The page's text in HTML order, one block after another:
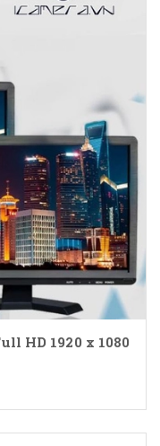
HD 1920 x 1080